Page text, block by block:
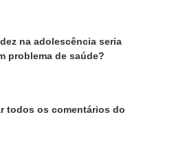
na adolescência seria
problema de saúde?
todos os comentários do